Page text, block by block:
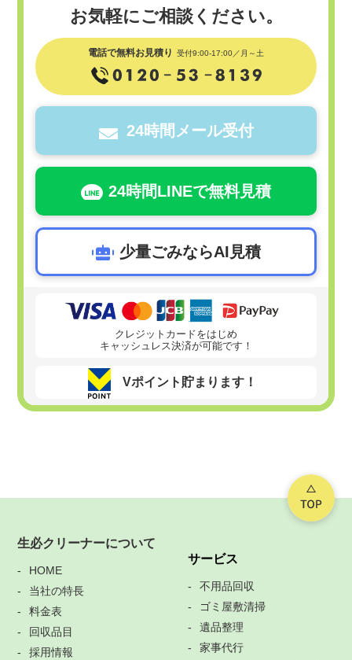
お気軽にご相談ください。
電話で無料お見積り 受付9:00-17:00／月～土
24時間メール受付
24時間LINEで無料見積
少量ごみならAI見積
クレジットカードをはじめ
キャッシュレス決済が可能です！
Vポイント貯まります！
生必クリーナーについて
HOME
当社の特長
料金表
回収品目
採用情報
サービス
不用品回収
ゴミ屋敷清掃
遺品整理
家事代行